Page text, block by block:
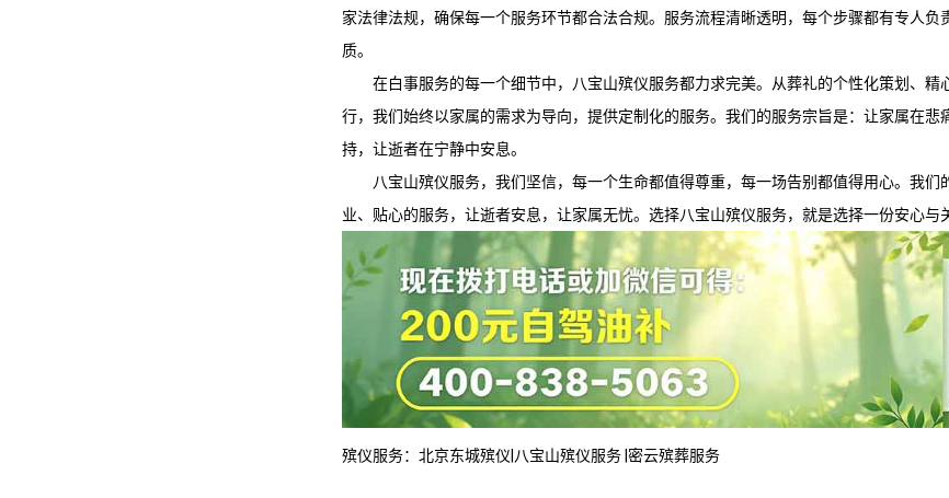
家法律法规，确保每一个服务环节都合法合规。服务流程清晰透明，每个步骤都有专人负
质。
在白事服务的每一个细节中，
八宝山殡仪服务都力求完美。从葬礼的个性化策划、精
行，我们始终以家属的需求为导向，提供定制化的服务。我们的服务宗旨是：让家属在悲
持，让逝者在宁静中安息。
八宝山殡仪服务，我们坚信，每一个生命都值得尊重，每一场告别都值得用心。我们
业、贴心的服务，让逝者安息，让家属无忧。选择八宝山殡仪服务，就是选择一份安心与
殡仪服务： 北京东城殡仪 八宝山殡仪服务 密云殡葬服务